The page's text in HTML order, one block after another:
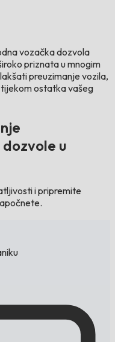
vozačka dozvola
priznata u mnogim
preuzimanje vozila,
ostatka vašeg
u
i pripremite